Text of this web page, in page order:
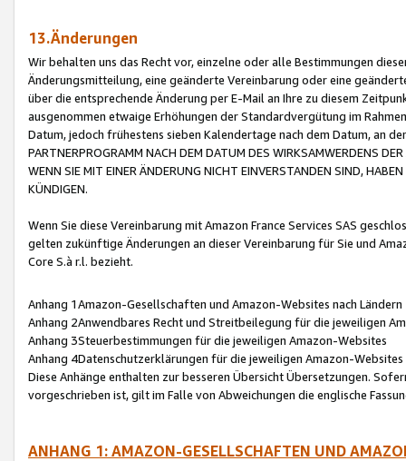
13.Änderungen
Wir behalten uns das Recht vor, einzelne oder alle Bestimmungen
Änderungsmitteilung, eine geänderte Vereinbarung oder eine
über die entsprechende Änderung per E-Mail an Ihre zu diesem
ausgenommen etwaige Erhöhungen der Standardvergütung im
Datum, jedoch frühestens sieben Kalendertage nach dem Datum, an
PARTNERPROGRAMM NACH DEM DATUM DES WIRKSAMWERDENS
WENN SIE MIT EINER ÄNDERUNG NICHT EINVERSTANDEN SIND,
KÜNDIGEN.
Wenn Sie diese Vereinbarung mit Amazon France Services SAS
gelten zukünftige Änderungen an dieser Vereinbarung für Sie und
Core S.à r.l. bezieht.
Anhang 1Amazon-Gesellschaften und Amazon-Websites nach Ländern
Anhang 2Anwendbares Recht und Streitbeilegung für die jeweiligen
Anhang 3Steuerbestimmungen für die jeweiligen Amazon-Websites
Anhang 4Datenschutzerklärungen für die jeweiligen Amazon-Websites
Diese Anhänge enthalten zur besseren Übersicht Übersetzungen.
vorgeschrieben ist, gilt im Falle von Abweichungen die englische
ANHANG 1: AMAZON-GESELLSCHAFTEN UND